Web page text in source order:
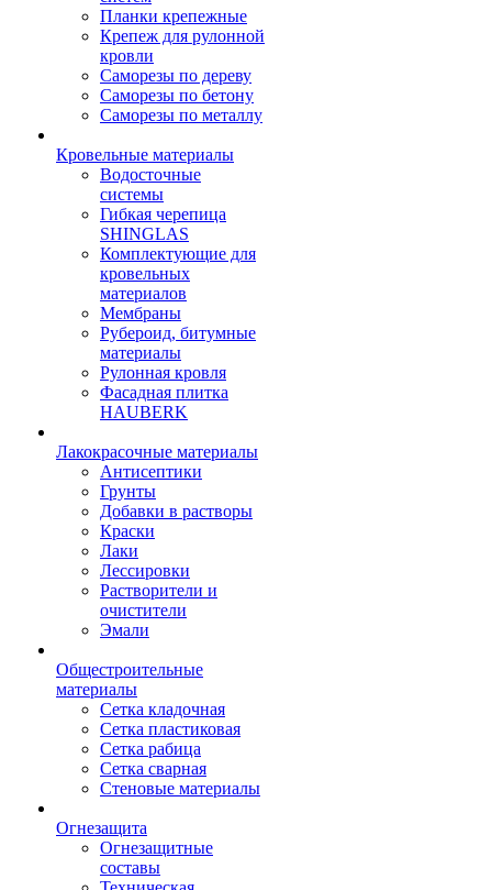
Планки крепежные
Крепеж для рулонной
кровли
Саморезы по дереву
Саморезы по бетону
Саморезы по металлу
Кровельные материалы
Водосточные
системы
Гибкая черепица
SHINGLAS
Комплектующие для
кровельных
материалов
Мембраны
Рубероид, битумные
материалы
Рулонная кровля
Фасадная плитка
HAUBERK
Лакокрасочные материалы
Антисептики
Грунты
Добавки в растворы
Краски
Лаки
Лессировки
Растворители и
очистители
Эмали
Общестроительные
материалы
Сетка кладочная
Сетка пластиковая
Сетка рабица
Сетка сварная
Стеновые материалы
Огнезащита
Огнезащитные
составы